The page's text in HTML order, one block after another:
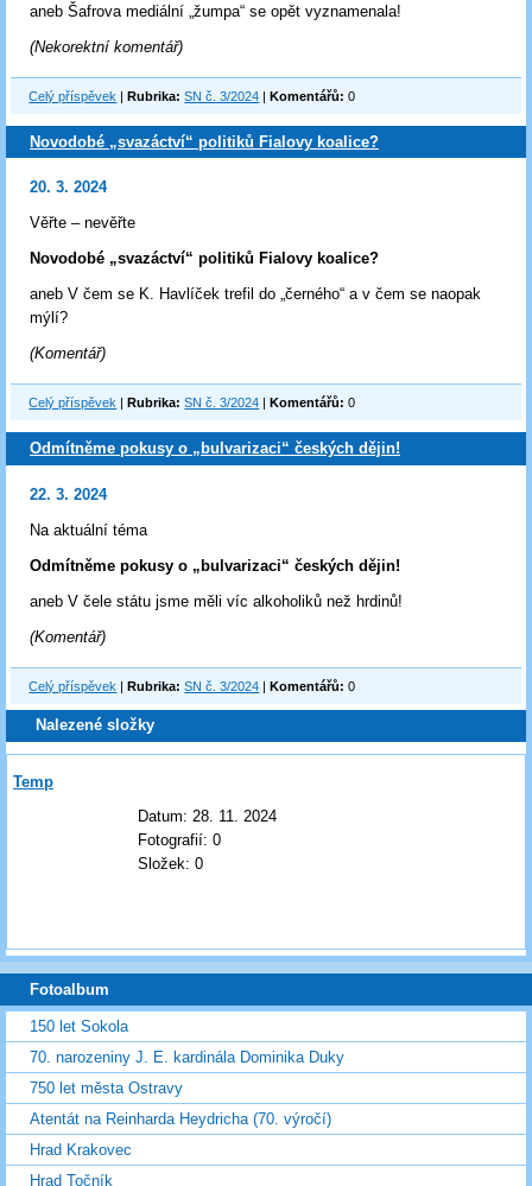
aneb Šafrova mediální „žumpa“ se opět vyznamenala!
(Nekorektní komentář)
Celý příspěvek |Rubrika: SN č. 3/2024 |Komentářů: 0
Novodobé „svazáctví“ politiků Fialovy koalice?
20. 3. 2024
Věřte – nevěřte
Novodobé „svazáctví“ politiků Fialovy koalice?
aneb V čem se K. Havlíček trefil do „černého“ a v čem se naopak
mýlí?
(Komentář)
Celý příspěvek Rubrika: SN č. 3/2024 Komentářů: 0
Odmítněme pokusy o „bulvarizaci“ českých dějin!
22. 3. 2024
Na aktuální téma
Odmítněme pokusy o „bulvarizaci“ českých dějin!
aneb V čele státu jsme měli víc alkoholiků než hrdinů!
(Komentář)
Celý příspěvek |Rubrika: SN č. 3/2024 |Komentářů: 0
Nalezené složky
Temp
Datum: 28. 11. 2024
Fotografií: 0
Složek: 0
Fotoalbum
150 let Sokola
70. narozeniny J. E. kardinála Dominika Duky
750 let města Ostravy
Atentát na Reinharda Heydricha (70. výročí)
Hrad Krakovec
Hrad Točník